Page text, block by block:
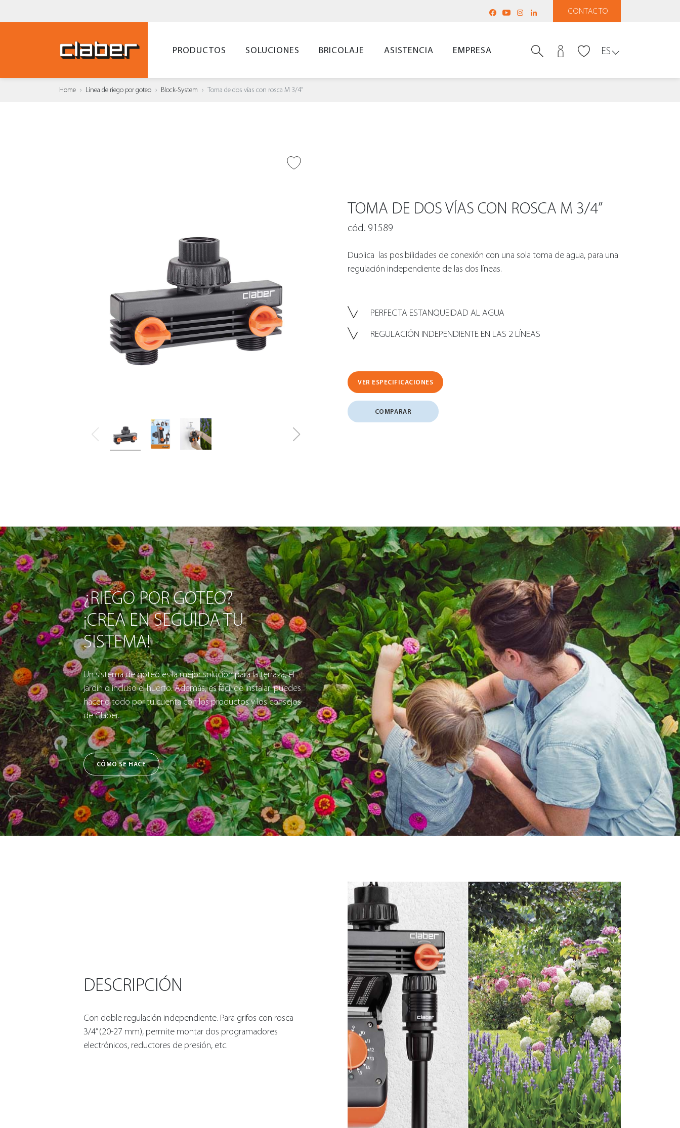
CONTACTO
PRODUCTOS SOLUCIONES BRICOLAJE ASISTENCIA EMPRESA ES
Home Línea de riego por goteo Block-System Toma de dos vías con rosca M 3/4”
TOMA DE DOS VÍAS CON ROSCA M 3/4”
cód. 91589
Duplica las posibilidades de conexión con una sola toma de agua, para una
regulación independiente de las dos líneas.
PERFECTA ESTANQUEIDAD AL AGUA
REGULACIÓN INDEPENDIENTE EN LAS 2 LÍNEAS
VER ESPECIFICACIONES
COMPARAR
¿RIEGO POR GOTEO?
¡CREA EN SEGUIDA TU
SISTEMA!
Un sistema de goteo es la mejor solución para la terraza, el
jardín o incluso el huerto. Además, es fácil de instalar: puedes
hacerlo todo por tu cuenta con los productos y los consejos
de Claber.
CÓMO SE HACE
DESCRIPCIÓN
Con doble regulación independiente. Para grifos con rosca
3/4” (20-27 mm), permite montar dos programadores
electrónicos, reductores de presión, etc.